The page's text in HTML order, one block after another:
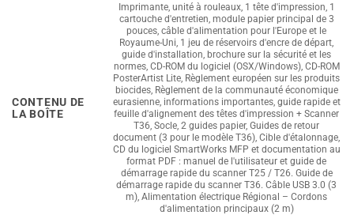
CONTENU DE
LA BOÎTE
Imprimante, unité à rouleaux, 1 tête d'impression, 1
cartouche d'entretien, module papier principal de 3
pouces, câble d'alimentation pour l'Europe et le
Royaume-Uni, 1 jeu de réservoirs d'encre de départ,
guide d'installation, brochure sur la sécurité et les
normes, CD-ROM du logiciel (OSX/Windows), CD-ROM
PosterArtist Lite, Règlement européen sur les produits
biocides, Règlement de la communauté économique
eurasienne, informations importantes, guide rapide et
feuille d'alignement des têtes d'impression + Scanner
T36, Socle, 2 guides papier, Guides de retour
document (3 pour le modèle T36), Cible d'étalonnage,
CD du logiciel SmartWorks MFP et documentation au
format PDF : manuel de l'utilisateur et guide de
démarrage rapide du scanner T25 / T26. Guide de
démarrage rapide du scanner T36. Câble USB 3.0 (3
m), Alimentation électrique Régional – Cordons
d'alimentation principaux (2 m)